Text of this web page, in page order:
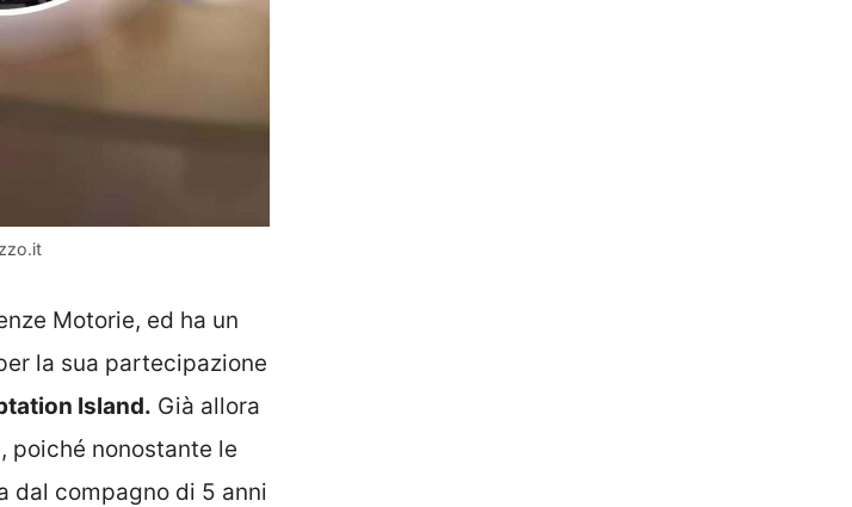
Motorie, ed ha un
la sua partecipazione
Island. Già allora
poiché nonostante le
dal compagno di 5 anni